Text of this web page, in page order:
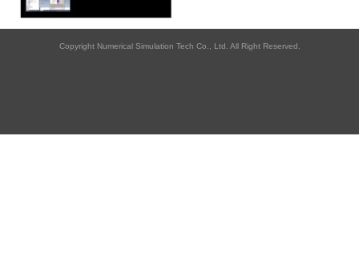
Copyright Numerical Simulation Tech Co., Ltd. All Right Reserved.